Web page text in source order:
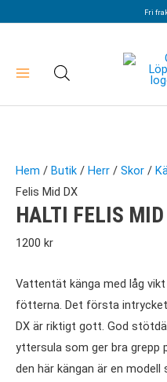
Fri
Hem / Butik / Herr / Skor /
Felis Mid DX
HALTI FELIS
1200 kr
Vattentät känga med låg
fötterna. Det första intrycket
DX är riktigt gott. God
yttersula som ger bra grepp
den här kängan är en